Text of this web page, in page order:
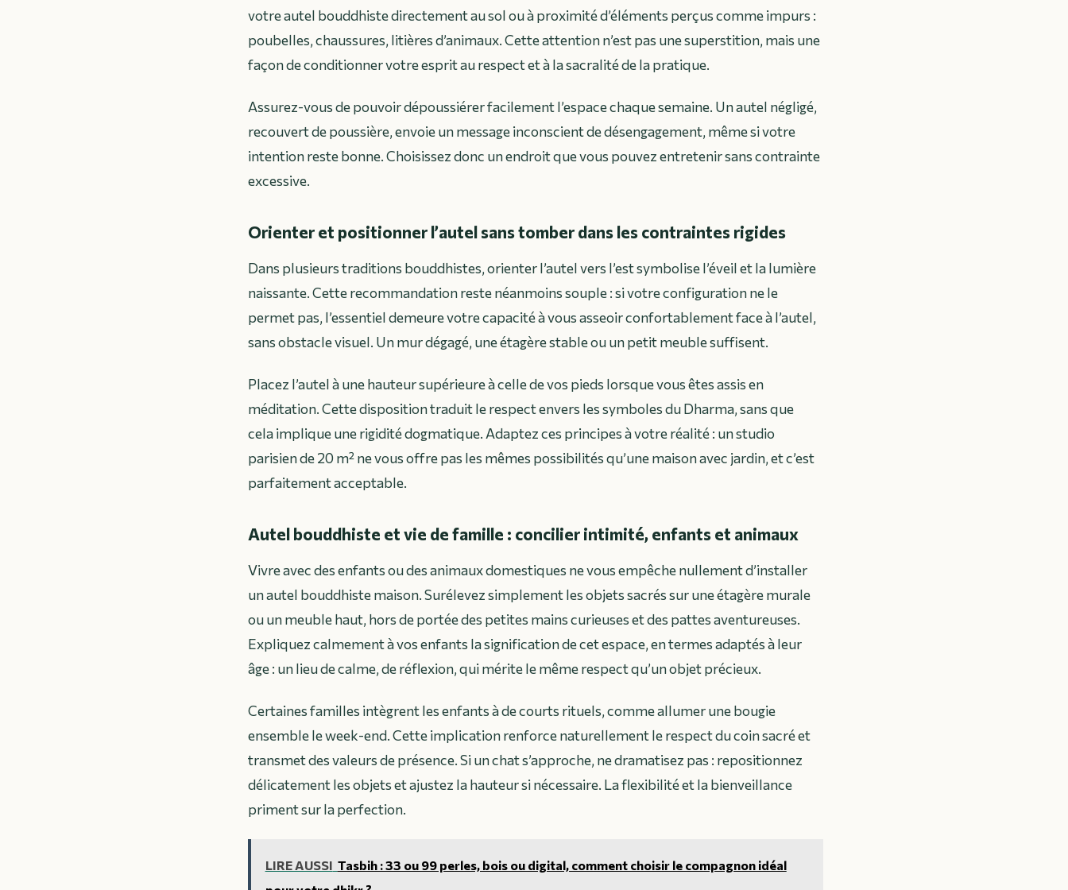
votre autel bouddhiste directement au sol ou à proximité d’éléments perçus comme impurs :
poubelles, chaussures, litières d’animaux. Cette attention n’est pas une superstition, mais une
façon de conditionner votre esprit au respect et à la sacralité de la pratique.
Assurez-vous de pouvoir dépoussiérer facilement l’espace chaque semaine. Un autel négligé,
recouvert de poussière, envoie un message inconscient de désengagement, même si votre
intention reste bonne. Choisissez donc un endroit que vous pouvez entretenir sans contrainte
excessive.
Orienter et positionner l’autel sans tomber dans les contraintes rigides
Dans plusieurs traditions bouddhistes, orienter l’autel vers l’est symbolise l’éveil et la lumière
naissante. Cette recommandation reste néanmoins souple : si votre configuration ne le
permet pas, l’essentiel demeure votre capacité à vous asseoir confortablement face à l’autel,
sans obstacle visuel. Un mur dégagé, une étagère stable ou un petit meuble suffisent.
Placez l’autel à une hauteur supérieure à celle de vos pieds lorsque vous êtes assis en
méditation. Cette disposition traduit le respect envers les symboles du Dharma, sans que
cela implique une rigidité dogmatique. Adaptez ces principes à votre réalité : un studio
parisien de 20 m² ne vous offre pas les mêmes possibilités qu’une maison avec jardin, et c’est
parfaitement acceptable.
Autel bouddhiste et vie de famille : concilier intimité, enfants et animaux
Vivre avec des enfants ou des animaux domestiques ne vous empêche nullement d’installer
un autel bouddhiste maison. Surélevez simplement les objets sacrés sur une étagère murale
ou un meuble haut, hors de portée des petites mains curieuses et des pattes aventureuses.
Expliquez calmement à vos enfants la signification de cet espace, en termes adaptés à leur
âge : un lieu de calme, de réflexion, qui mérite le même respect qu’un objet précieux.
Certaines familles intègrent les enfants à de courts rituels, comme allumer une bougie
ensemble le week-end. Cette implication renforce naturellement le respect du coin sacré et
transmet des valeurs de présence. Si un chat s’approche, ne dramatisez pas : repositionnez
délicatement les objets et ajustez la hauteur si nécessaire. La flexibilité et la bienveillance
priment sur la perfection.
LIRE AUSSI Tasbih : 33 ou 99 perles, bois ou digital, comment choisir le compagnon idéal